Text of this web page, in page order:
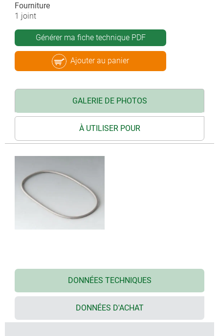
Fourniture
1 joint
Générer ma fiche technique PDF
Ajouter au panier
GALERIE DE PHOTOS
À UTILISER POUR
DONNÉES TECHNIQUES
DONNÉES D'ACHAT